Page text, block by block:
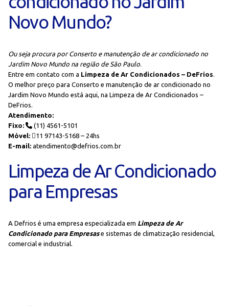
Novo Mundo?
Ou seja procura por Conserto e manutenção de ar condicionado no
Jardim Novo Mundo na região de São Paulo.
Entre em contato com a Limpeza de Ar Condicionados – DeFrios.
O melhor preço para Conserto e manutenção de ar condicionado no
Jardim Novo Mundo está aqui, na Limpeza de Ar Condicionados –
DeFrios.
Atendimento:
Fixo:
(11) 4561-5101
Móvel:
11 97143-5168 – 24hs
E-mail: atendimento@defrios.com.br
Limpeza de Ar Condicionado
para Empresas
A Defrios é uma empresa especializada em Limpeza de Ar
Condicionado para Empresase sistemas de climatização residencial,
comercial e industrial.